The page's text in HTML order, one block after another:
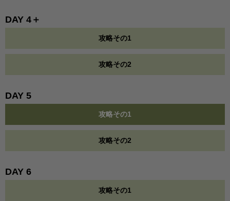
DAY 4＋
攻略その1
攻略その2
DAY 5
攻略その1
攻略その2
DAY 6
攻略その1